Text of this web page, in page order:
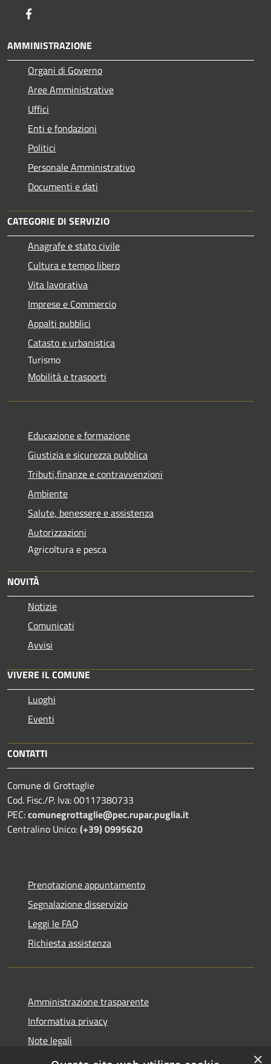
AMMINISTRAZIONE
Organi di Governo
Aree Amministrative
Uffici
Enti e fondazioni
Politici
Personale Amministrativo
Documenti e dati
CATEGORIE DI SERVIZIO
Anagrafe e stato civile
Cultura e tempo libero
Vita lavorativa
Imprese e Commercio
Appalti pubblici
Catasto e urbanistica
Turismo
Mobilità e trasporti
Educazione e formazione
Giustizia e sicurezza pubblica
Tributi,finanze e contravvenzioni
Ambiente
Salute, benessere e assistenza
Autorizzazioni
Agricoltura e pesca
NOVITÀ
Notizie
Comunicati
Avvisi
VIVERE IL COMUNE
Luoghi
Eventi
CONTATTI
Comune di Grottaglie
Cod. Fisc./P. Iva: 00117380733
PEC:comunegrottaglie@pec.rupar.puglia.it
Centralino Unico:(+39) 0995620
Prenotazione appuntamento
Segnalazione disservizio
Leggi le FAQ
Richiesta assistenza
Amministrazione trasparente
Informativa privacy
Note legali
Dichiarazione di accessibilità
×